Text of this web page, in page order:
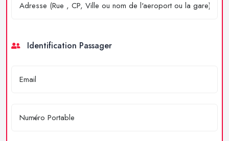
Identification Passager